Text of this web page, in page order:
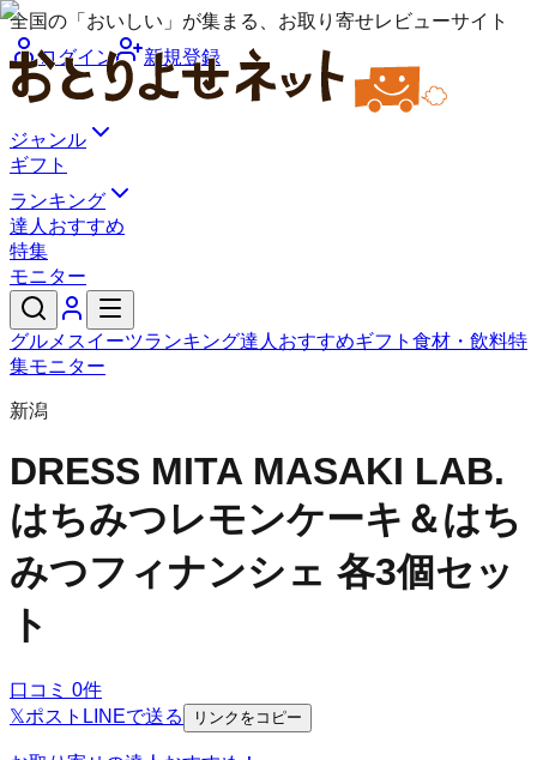
全国の「おいしい」が集まる、お取り寄せレビューサイト
ログイン
新規登録
ジャンル
ギフト
ランキング
達人おすすめ
特集
モニター
グルメ スイーツランキング達人おすすめギフト 食材・飲料特
集モニター
新潟
DRESS MITA MASAKI LAB.
はちみつレモンケーキ＆はち
みつフィナンシェ 各3個セッ
ト
口コミ 0件
𝕏ポスト LINEで送る リンクをコピー